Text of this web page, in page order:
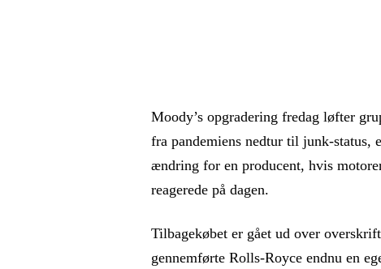
Moody’s opgradering fredag løfter
fra pandemiens nedtur til junk-status,
ændring for en producent, hvis
reagerede på dagen.
Tilbagekøbet er gået ud over
gennemførte Rolls-Royce endnu en